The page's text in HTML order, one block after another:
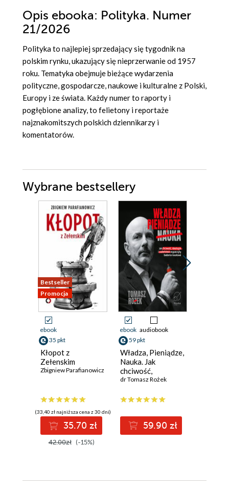
Opis ebooka: Polityka. Numer
21/2026
Polityka to najlepiej sprzedający się tygodnik na
polskim rynku, ukazujący się nieprzerwanie od 1957
roku. Tematyka obejmuje bieżące wydarzenia
polityczne, gospodarcze, naukowe i kulturalne z Polski,
Europy i ze świata. Każdy numer to raporty i
pogłębione analizy, to felietony i reportaże
najznakomitszych polskich dziennikarzy i
komentatorów.
Wybrane bestsellery
Bestseller
Promocja
ebook
35 pkt
Kłopot z
Zełenskim
Zbigniew Parafianowicz
(33,40 zł najniższa cena z 30 dni)
35.70 zł
42.00zł (-15%)
ebook audiobook
59 pkt
Władza, Pieniądze,
Nauka. Jak
chciwość,
ideologia i
wypaczyły badania
dr Tomasz Rożek
59.90 zł